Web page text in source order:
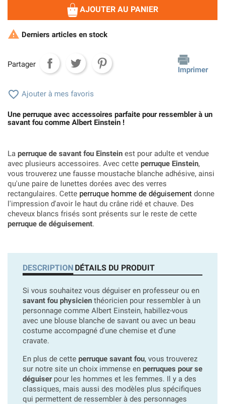
AJOUTER AU PANIER
 Derniers articles en stock
Partager
Imprimer
 Ajouter à mes favoris
Une perruque avec accessoires parfaite pour ressembler à un
savant fou comme Albert Einstein !
La perruque de savant fou Einstein est pour adulte et vendue
avec plusieurs accessoires. Avec cette perruque Einstein,
vous trouverez une fausse moustache blanche adhésive, ainsi
qu'une paire de lunettes dorées avec des verres
rectangulaires. Cette perruque homme de déguisement donne
l'impression d'avoir le haut du crâne ridé et chauve. Des
cheveux blancs frisés sont présents sur le reste de cette
perruque de déguisement.
DESCRIPTION DÉTAILS DU PRODUIT
Si vous souhaitez vous déguiser en professeur ou en
savant fou physicien théoricien pour ressembler à un
personnage comme Albert Einstein, habillez-vous
avec une blouse blanche de savant ou avec un beau
costume accompagné d'une chemise et d'une
cravate.
En plus de cette perruque savant fou, vous trouverez
sur notre site un choix immense en perruques pour se
déguiserpour les hommes et les femmes. Il y a des
classiques, mais aussi des modèles plus spécifiques
qui permettent de ressembler à des personnages